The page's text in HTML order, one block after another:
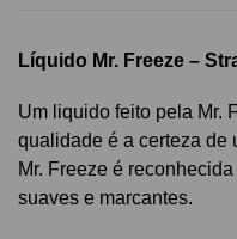
Líquido Mr. Freeze –
Um liquido feito pela Mr.
qualidade é a certeza de
Mr. Freeze é
suaves e marcantes.